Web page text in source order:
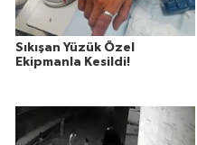
Sıkışan Yüzük Özel
Ekipmanla Kesildi!